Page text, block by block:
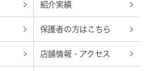
紹介実績
保護者の方はこちら
店舗情報・アクセス